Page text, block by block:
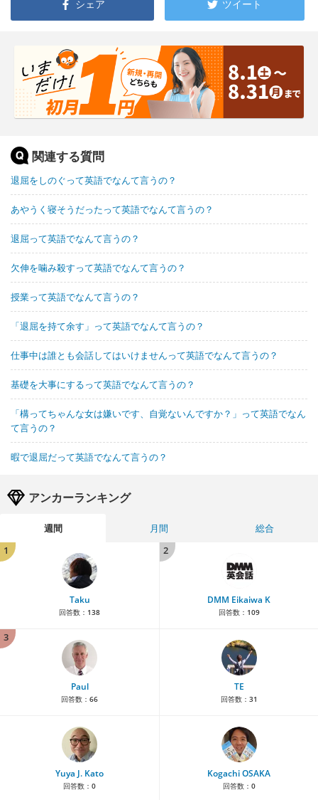
シェア ツイート
関連する質問
退屈をしのぐって英語でなんて言うの？
あやうく寝そうだったって英語でなんて言うの？
退屈って英語でなんて言うの？
欠伸を噛み殺すって英語でなんて言うの？
授業って英語でなんて言うの？
「退屈を持て余す」って英語でなんて言うの？
仕事中は誰とも会話してはいけませんって英語でなんて言うの？
基礎を大事にするって英語でなんて言うの？
「構ってちゃんな女は嫌いです、自覚ないんですか？」って英語でなん
て言うの？
暇で退屈だって英語でなんて言うの？
アンカーランキング
週間 月間
総合
1
Taku
回答数： 138
2
DMM Eikaiwa K
回答数： 109
3
Paul
回答数： 66
TE
回答数： 31
Yuya J. Kato
回答数： 0
Kogachi OSAKA
回答数： 0